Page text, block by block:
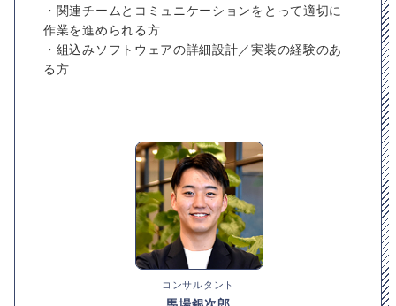
・関連チームとコミュニケーションをとって適切に
作業を進められる方
・組込みソフトウェアの詳細設計／実装の経験のあ
る方
コンサルタント